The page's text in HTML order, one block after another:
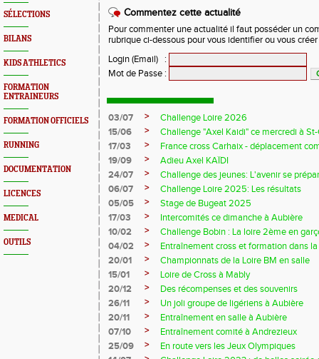
SÉLECTIONS
BILANS
KIDS ATHLETICS
FORMATION
ENTRAINEURS
FORMATION OFFICIELS
RUNNING
DOCUMENTATION
LICENCES
MEDICAL
OUTILS
Commentez cette actualité
Pour commenter une actualité il faut posséder un
rubrique ci-dessous pour vous identifier ou vous
Login (Email)
:
Mot de Passe :
03/07 >
Challenge Loire 2026
15/06
>
Challenge "Axel Kaidi" ce mercredi à
17/03
>
France cross Carhaix - déplacement
19/09
>
Adieu Axel KAÏDI
24/07
>
Challenge des jeunes: L'avenir se
06/07
>
Challenge Loire 2025: Les résultats
05/05
>
Stage de Bugeat 2025
17/03
>
Intercomités ce dimanche à Aubière
10/02
>
Challenge Bobin : La loire 2ème en
04/02
>
Entraînement cross et formation dans
20/01
>
Championnats de la Loire BM en salle
15/01
>
Loire de Cross à Mably
20/12
>
Des récompenses et des souvenirs
26/11
>
Un joli groupe de ligériens à Aubière
20/11
>
Entraînement en salle à Aubière
07/10
>
Entraînement comité à Andrezieux
25/09
>
En route vers les Jeux Olympiques